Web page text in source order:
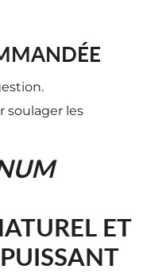
soulager les
ET